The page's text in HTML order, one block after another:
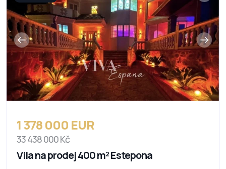
1 378 000 EUR
33 438 000 Kč
Vila na prodej 400 m² Estepona